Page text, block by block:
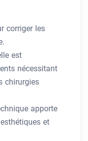
corriger les
est
nécessitant
chirurgies
apporte
et